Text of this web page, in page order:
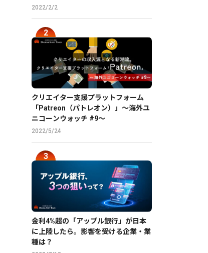
企業最前線】
2022/2/2
クリエイター支援プラットフォーム
「Patreon（パトレオン）」〜海外ユ
ニコーンウォッチ #9〜
2022/5/24
金利4%超の「アップル銀行」が日本
に上陸したら。影響を受ける企業・業
種は？